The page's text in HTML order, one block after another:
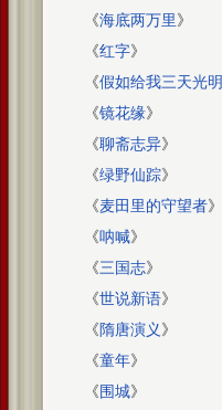
《海底两万里》
《红字》
《假如给我三天光明
《镜花缘》
《聊斋志异》
《绿野仙踪》
《麦田里的守望者》
《呐喊》
《三国志》
《世说新语》
《隋唐演义》
《童年》
《围城》